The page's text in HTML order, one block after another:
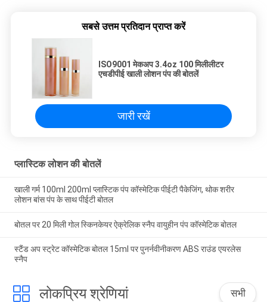
सबसे उत्तम प्रतिदान प्राप्त करें
ISO9001 मेकअप 3.4oz 100 मिलीलीटर
एचडीपीई खाली लोशन पंप की बोतलें
जारी रखें
प्लास्टिक लोशन की बोतलें
खाली गर्म 100ml 200ml प्लास्टिक पंप कॉस्मेटिक पीईटी पैकेजिंग, थोक शरीर
लोशन बांस पंप के साथ पीईटी बोतल
बोतल पर 20 मिली गोल स्किनकेयर ऐक्रेलिक स्नैप वायुहीन पंप कॉस्मेटिक बोतल
स्टैंड अप स्ट्रेट कॉस्मेटिक बोतल 15ml पर पुनर्नवीनीकरण ABS राउंड एयरलेस
स्नैप
लोकप्रिय श्रेणियां सभी